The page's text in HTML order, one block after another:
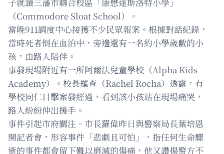
（Commodore Sloat School）。
當晚911調度中心接獲不少民眾報案。根據對話紀錄，
當時死者倒在血泊中，旁邊還有一名約小學歲數的小
孩，由路人陪伴。
事發現場附近有一所阿爾法兒童學校（Alpha Kids
Academy）。校長羅查（Rachel Rocha）透露，有
學校同仁目擊案發經過，看到該小孩站在現場痛哭，
路人紛紛伸出援手。
事件引起市府關注。市長羅偉昨日與警察局長葉培恩
開記者會，形容事件「悲劇且可怕」，指任何生命驟
逝的事件都會留下難以磨滅的傷痛，他又讚揚警方不